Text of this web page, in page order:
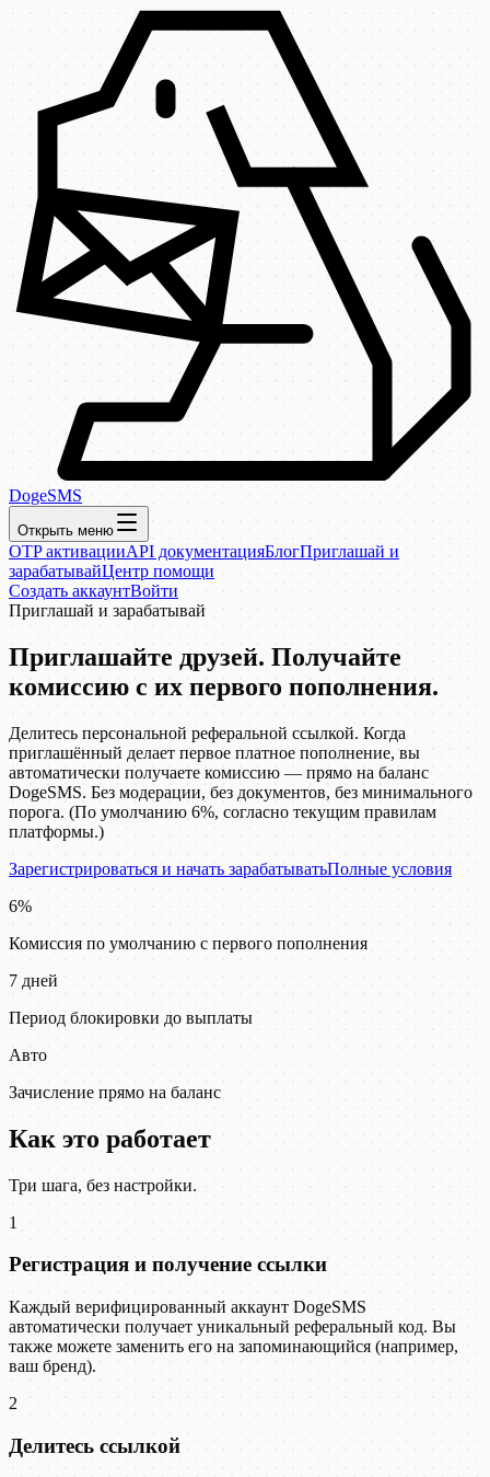
DogeSMS
Открыть меню
OTP активацииAPI документацияБлогПриглашай и
зарабатывайЦентр помощи
Создать аккаунтВойти
Приглашай и зарабатывай
Приглашайте друзей. Получайте
комиссию с их первого пополнения.
Делитесь персональной реферальной ссылкой. Когда
приглашённый делает первое платное пополнение, вы
автоматически получаете комиссию — прямо на баланс
DogeSMS. Без модерации, без документов, без минимального
порога. (По умолчанию 6%, согласно текущим правилам
платформы.)
Зарегистрироваться и начать зарабатыватьПолные условия
6%
Комиссия по умолчанию с первого пополнения
7 дней
Период блокировки до выплаты
Авто
Зачисление прямо на баланс
Как это работает
Три шага, без настройки.
1
Регистрация и получение ссылки
Каждый верифицированный аккаунт DogeSMS
автоматически получает уникальный реферальный код. Вы
также можете заменить его на запоминающийся (например,
ваш бренд).
2
Делитесь ссылкой